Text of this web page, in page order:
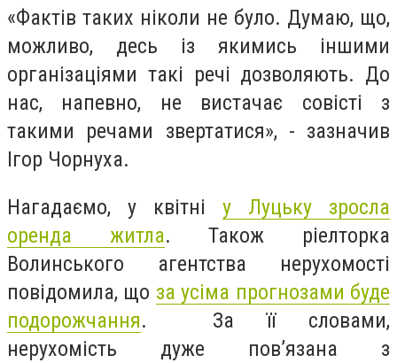
«Фактів таких ніколи не було. Думаю, що,
можливо, десь із якимись іншими
організаціями такі речі дозволяють. До
нас, напевно, не вистачає совісті з
такими речами звертатися», - зазначив
Ігор Чорнуха.
Нагадаємо, у квітні у Луцьку зросла
оренда житла. Також ріелторка
Волинського агентства нерухомості
повідомила, що за усіма прогнозами буде
подорожчання. За її словами,
нерухомість дуже пов’язана з